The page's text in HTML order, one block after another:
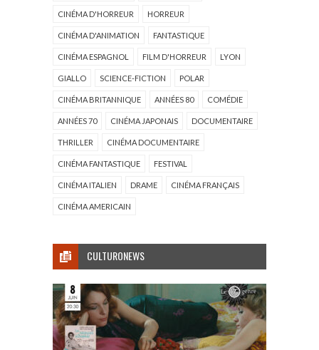
CINÉMA D'HORREUR HORREUR
CINÉMA D'ANIMATION FANTASTIQUE
CINÉMA ESPAGNOL FILM D'HORREUR LYON
GIALLO SCIENCE-FICTION POLAR
CINÉMA BRITANNIQUE ANNÉES 80 COMÉDIE
ANNÉES 70 CINÉMA JAPONAIS DOCUMENTAIRE
THRILLER CINÉMA DOCUMENTAIRE
CINÉMA FANTASTIQUE FESTIVAL
CINÉMA ITALIEN DRAME CINÉMA FRANÇAIS
CINÉMA AMERICAIN
CULTURONEWS